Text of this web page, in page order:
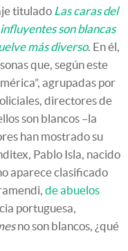
titulado Las caras del
son blancas
más diverso. En él,
que, según este
agrupadas por
directores de
son blancos –la
han mostrado su
Pablo Isla, nacido
aparece clasificado
de abuelos
portuguesa,
no son blancos, ¿qué